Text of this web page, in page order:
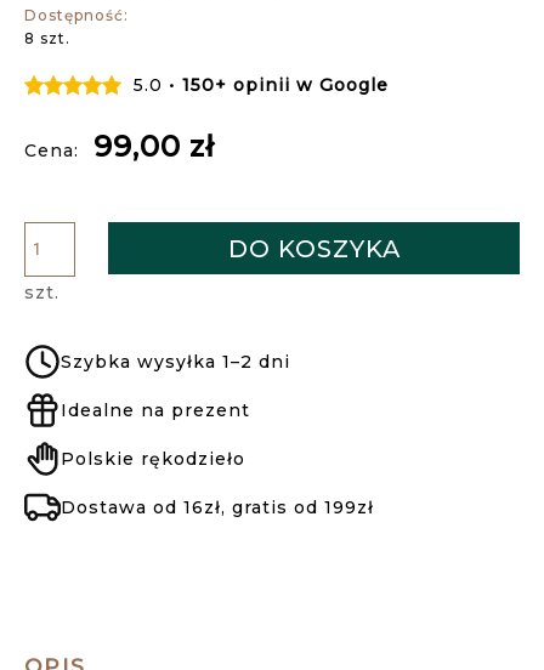
Dostępność:
8 szt.
5.0 • 150+ opinii w Google
Cena: 99,00 zł
szt.
DO KOSZYKA
Szybka wysyłka 1–2 dni
Idealne na prezent
Polskie rękodzieło
Dostawa od 16zł, gratis od 199zł